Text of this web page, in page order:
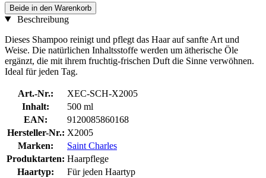
Beide in den Warenkorb
Beschreibung
Dieses Shampoo reinigt und pflegt das Haar auf sanfte Art und
Weise. Die natürlichen Inhaltsstoffe werden um ätherische Öle
ergänzt, die mit ihrem fruchtig-frischen Duft die Sinne verwöhnen.
Ideal für jeden Tag.
Art.-Nr.:
XEC-SCH-X2005
Inhalt:
500 ml
EAN:
9120085860168
Hersteller-Nr.: X2005
Marken:
Saint Charles
Produktarten: Haarpflege
Haartyp:
Für jeden Haartyp